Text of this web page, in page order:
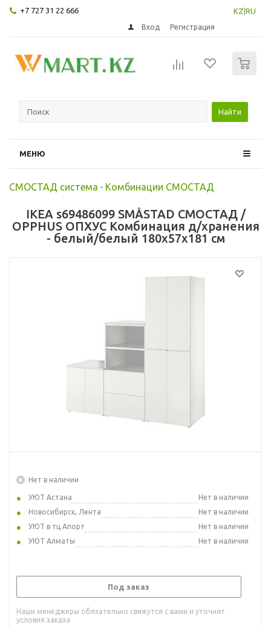
+7 727 31 22 666 KZ RU
Вход Регистрация
Найти
МЕНЮ
СМОСТАД система - Комбинации СМОСТАД
IKEA s69486099 SMÅSTAD СМОСТАД /
OPPHUS ОПХУС Комбинация д/хранения
- белый/белый 180x57x181 см
Нет в наличии
УЮТ Астана
Нет в наличии
Новосибирск, Лента
Нет в наличии
УЮТ в тц Апорт
Нет в наличии
УЮТ Алматы
Нет в наличии
Под заказ
Наши менеджеры обязательно свяжутся с вами и уточнят
условия заказа